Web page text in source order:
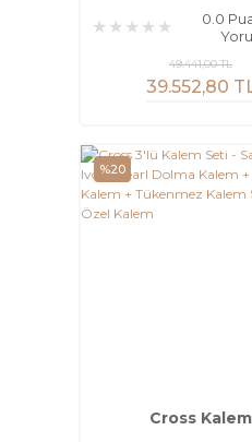
0.0
39.552,80
49.441,00 TL
%20
Cross Kalem